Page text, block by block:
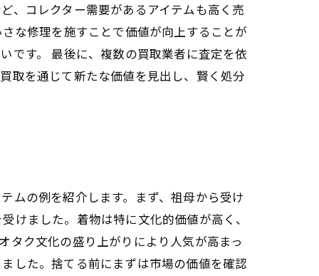
、コレクター需要があるアイテムも高く売
な修理を施すことで価値が向上することが
です。 最後に、複数の買取業者に査定を依
取を通じて新たな価値を見出し、賢く処分
ムの例を紹介します。まず、祖母から受け
けました。着物は特に文化的価値が高く、
タク文化の盛り上がりにより人気が高まっ
した。捨てる前にまずは市場の価値を確認